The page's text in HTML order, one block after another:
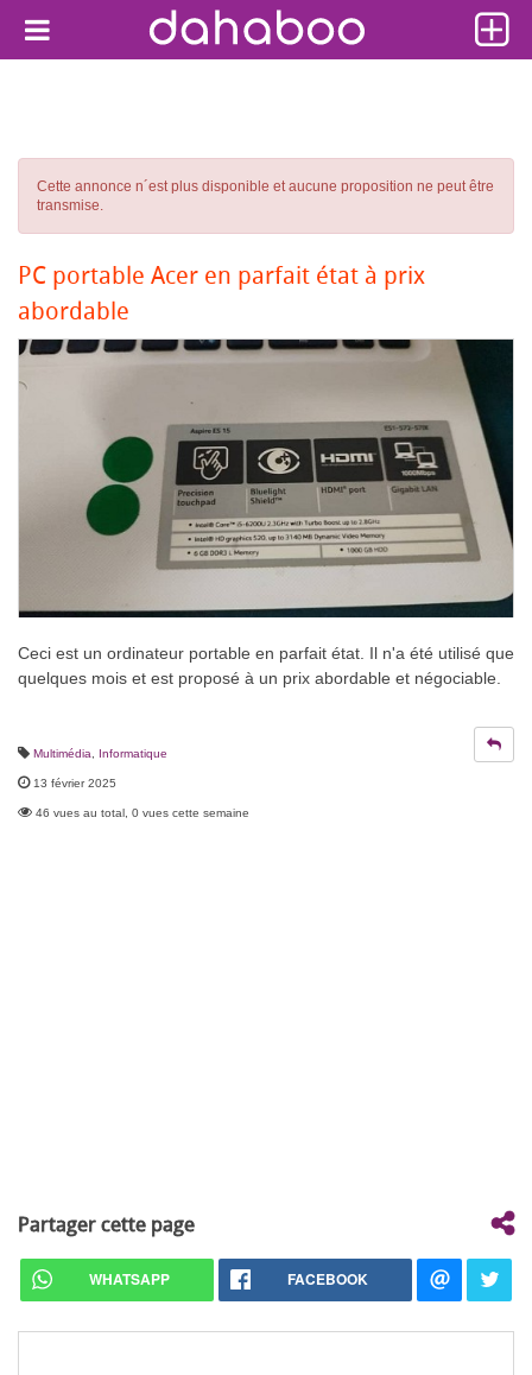
Cette annonce n´est plus disponible et aucune proposition ne peut être
transmise.
PC portable Acer en parfait état à prix
abordable
Ceci est un ordinateur portable en parfait état. Il n'a été utilisé que
quelques mois et est proposé à un prix abordable et négociable.
Multimédia Informatique
13 février 2025
46 vues au total, 0 vues cette semaine
Partager cette page
WHATSAPP FACEBOOK